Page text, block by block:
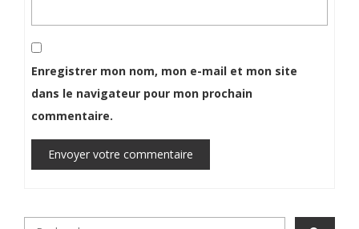
Enregistrer mon nom, mon e-mail et mon site
dans le navigateur pour mon prochain
commentaire.
Envoyer votre commentaire